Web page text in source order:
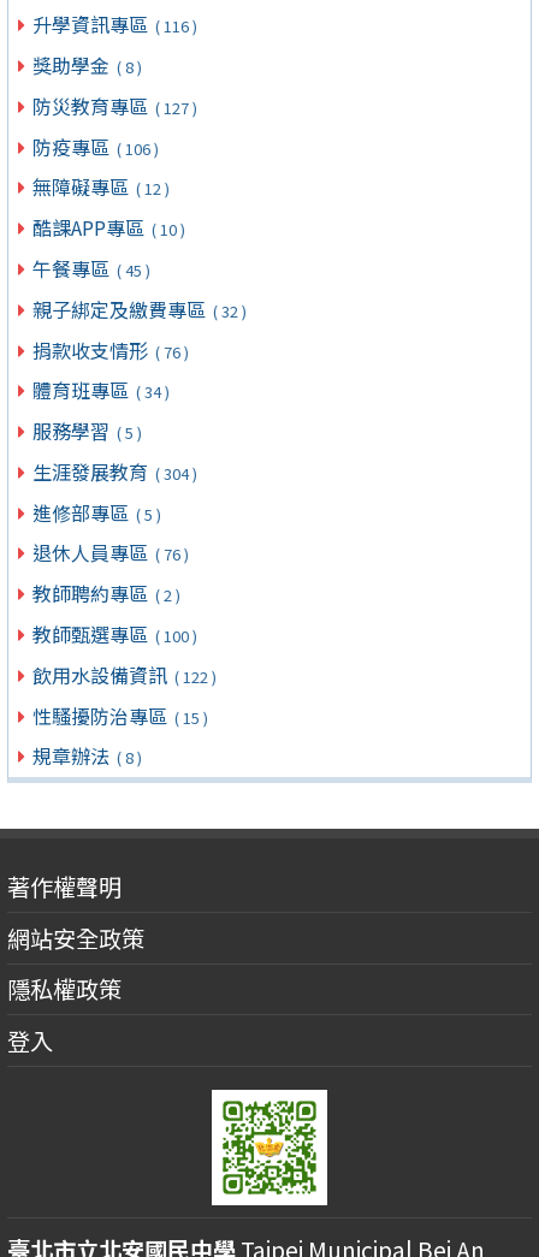
升學資訊專區 ( 116 )
獎助學金 ( 8 )
防災教育專區 ( 127 )
防疫專區 ( 106 )
無障礙專區 ( 12 )
酷課APP專區 ( 10 )
午餐專區 ( 45 )
親子綁定及繳費專區 ( 32 )
捐款收支情形 ( 76 )
體育班專區 ( 34 )
服務學習 ( 5 )
生涯發展教育 ( 304 )
進修部專區 ( 5 )
退休人員專區 ( 76 )
教師聘約專區 ( 2 )
教師甄選專區 ( 100 )
飲用水設備資訊 ( 122 )
性騷擾防治專區 ( 15 )
規章辦法 ( 8 )
著作權聲明
網站安全政策
隱私權政策
登入
臺北市立北安國民中學Taipei Municipal Bei An